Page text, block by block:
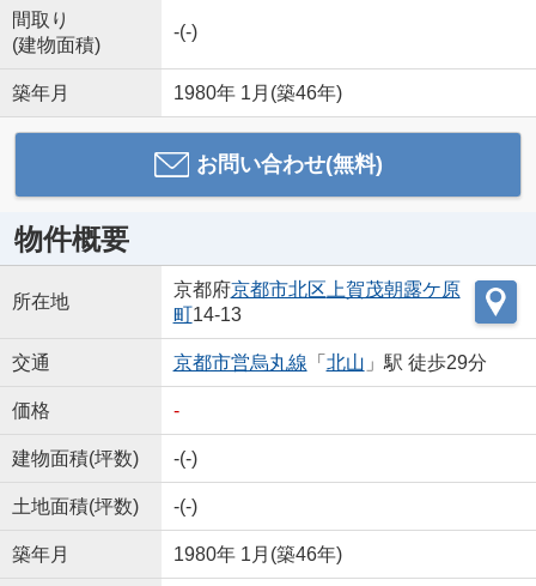
間取り
(建物面積)
-(-)
築年月 1980年 1月(築46年)
お問い合わせ(無料)
物件概要
所在地
京都府京都市北区 上賀茂朝露ケ原
町14-13
交通 京都市営烏丸線 「 北山 」駅 徒歩29分
価格 -
建物面積(坪数) -(-)
土地面積(坪数) -(-)
築年月 1980年 1月(築46年)